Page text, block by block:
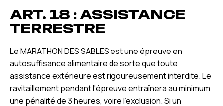
ART. 18 : ASSISTANCE
TERRESTRE
Le MARATHON DES SABLES est une épreuve en
autosuffisance alimentaire de sorte que toute
assistance extérieure est rigoureusement interdite. Le
ravitaillement pendant l'épreuve entraînera au minimum
une pénalité de 3 heures, voire l'exclusion. Si un